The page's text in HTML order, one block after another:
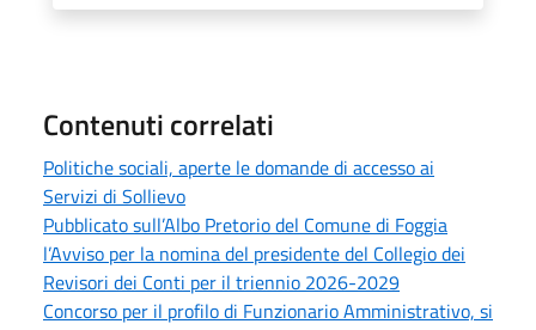
Contenuti correlati
Politiche sociali, aperte le domande di accesso ai
Servizi di Sollievo
Pubblicato sull’Albo Pretorio del Comune di Foggia
l’Avviso per la nomina del presidente del Collegio dei
Revisori dei Conti per il triennio 2026-2029
Concorso per il profilo di Funzionario Amministrativo, si